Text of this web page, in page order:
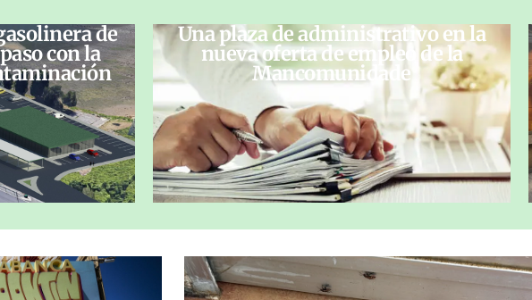
de
con la
Una plaza de administrativo en la
nueva oferta de empleo de la
Mancomunidade